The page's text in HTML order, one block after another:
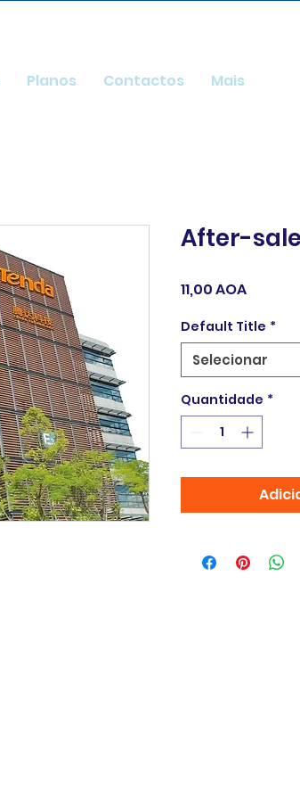
Planos Contactos Mais
After-
11,00 AOAPreço
Default Title *
Selecionar
Quantidade *